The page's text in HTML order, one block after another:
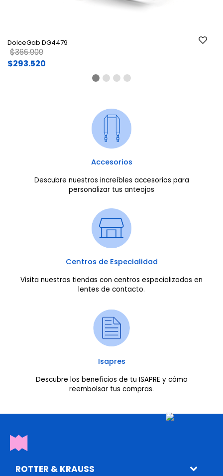
DolceGab DG4479
Price reduced from
$366.900to
$293.520
Accesorios
Descubre nuestros increíbles accesorios para
personalizar tus anteojos
Centros de Especialidad
Visita nuestras tiendas con centros especializados en
lentes de contacto.
Isapres
Descubre los beneficios de tu ISAPRE y cómo
reembolsar tus compras.
ROTTER & KRAUSS